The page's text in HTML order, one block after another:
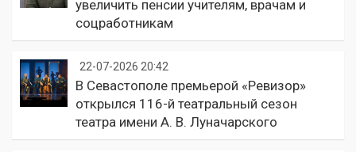
увеличить пенсии учителям, врачам и
соцработникам
22-07-2026 20:42
В Севастополе премьерой «Ревизор»
открылся 116-й театральный сезон
театра имени А. В. Луначарского